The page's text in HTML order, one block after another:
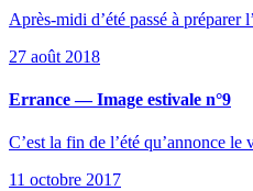
Après-midi d’été passé à préparer
27 août 2018
Errance — Image estivale n°9
C’est la fin de l’été qu’annonce le
11 octobre 2017